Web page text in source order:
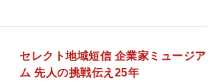
セレクト地域短信 企業家ミュージア
ム 先人の挑戦伝え25年